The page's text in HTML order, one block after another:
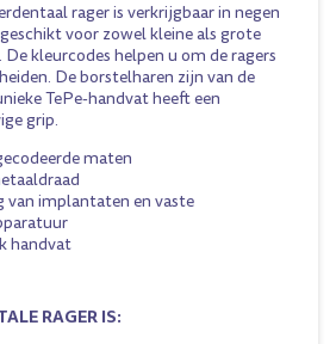
rager is verkrijgbaar in negen
voor zowel kleine als grote
kleurcodes helpen u om de ragers
De borstelharen zijn van de
TePe-handvat heeft een
grip.
maten
van implantaten en vaste
handvat
RAGER IS: